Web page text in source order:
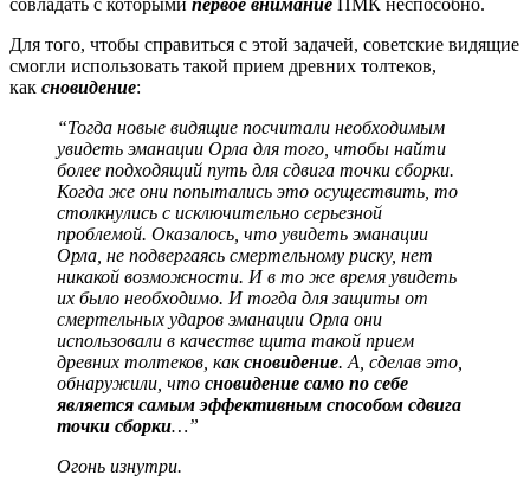
Для того, чтобы справиться с этой задачей, советские видящие
смогли использовать такой прием древних толтеков,
как сновидение:
“Тогда новые видящие посчитали необходимым
увидеть эманации Орла для того, чтобы найти
более подходящий путь для сдвига точки сборки.
Когда же они попытались это осуществить, то
столкнулись с исключительно серьезной
проблемой. Оказалось, что увидеть эманации
Орла, не подвергаясь смертельному риску, нет
никакой возможности. И в то же время увидеть
их было необходимо. И тогда для защиты от
смертельных ударов эманации Орла они
использовали в качестве щита такой прием
древних толтеков, каксновидение. А, сделав это,
обнаружили, что сновидение само по себе
является самым эффективным способом сдвига
точки сборки…”
Огонь изнутри.